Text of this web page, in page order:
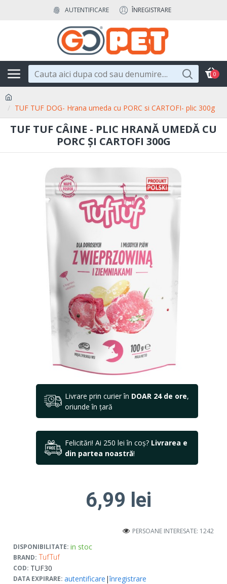
AUTENTIFICARE ÎNREGISTRARE
0
TUF TUF DOG- Hrana umeda cu PORC si CARTOFI- plic 300g
TUF TUF CÂINE - PLIC HRANĂ UMEDĂ CU
PORC ȘI CARTOFI 300G
Livrare prin curier în DOAR 24 de ore,
oriunde în țară
Felicitări! Ai 250 lei în coș? Livrarea e
din partea noastră!
DISPONIBILITATE: in stoc
BRAND: TufTuf
COD: TUF30
DATA EXPIRARE: autentificare |înregistrare
PERSOANE INTERESATE: 1242
6,99 lei